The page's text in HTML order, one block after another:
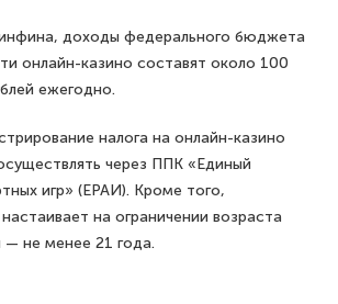
доходы федерального бюджета
онлайн-казино составят около 100
ежегодно.
налога на онлайн-казино
через ППК «Единый
игр» (ЕРАИ). Кроме того,
на ограничении возраста
— не менее 21 года.